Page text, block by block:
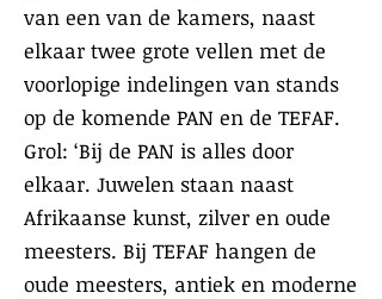
van een van de kamers, naast
elkaar twee grote vellen met de
voorlopige indelingen van stands
op de komende PAN en de TEFAF.
Grol: ‘Bij de PAN is alles door
elkaar. Juwelen staan naast
Afrikaanse kunst, zilver en oude
meesters. Bij TEFAF hangen de
oude meesters, antiek en moderne